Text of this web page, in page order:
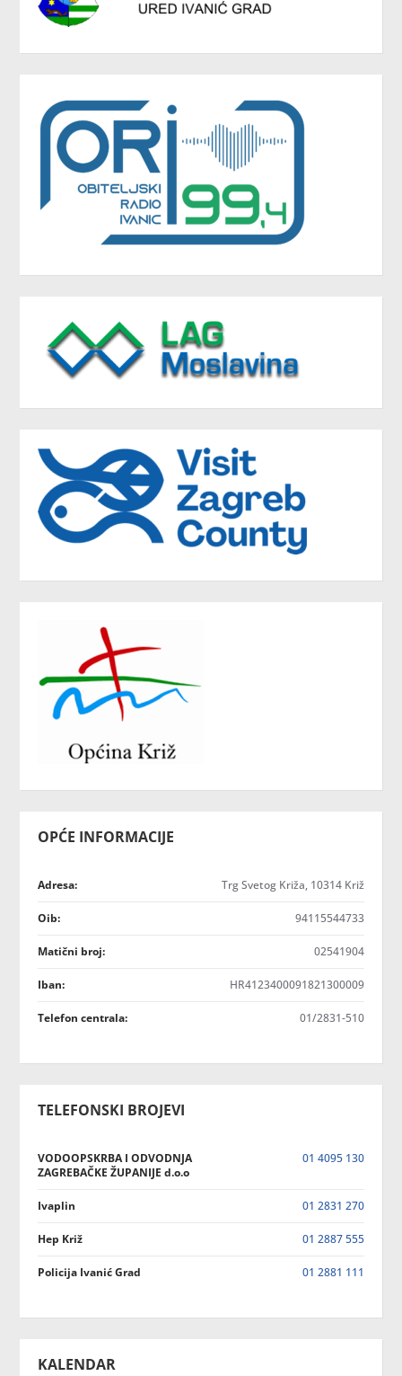
OPĆE INFORMACIJE
Adresa: Trg Svetog Križa, 10314 Križ
Oib: 94115544733
Matični broj: 02541904
Iban: HR4123400091821300009
Telefon centrala: 01/2831-510
TELEFONSKI BROJEVI
VODOOPSKRBA I ODVODNJA
ZAGREBAČKE ŽUPANIJE d.o.o
01 4095 130
Ivaplin 01 2831 270
Hep Križ 01 2887 555
Policija Ivanić Grad 01 2881 111
KALENDAR